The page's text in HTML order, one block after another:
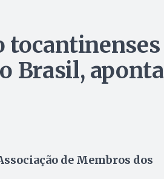
tocantinenses
Brasil, aponta
de Membros dos